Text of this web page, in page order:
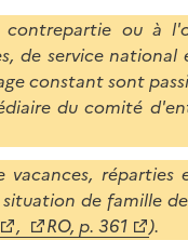
ou à
de service
constant sont
du comité
vacances,
de famille
, RO, p. 361
).